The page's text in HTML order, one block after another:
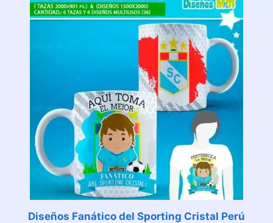
Diseños Fanático del Sporting Cristal Perú